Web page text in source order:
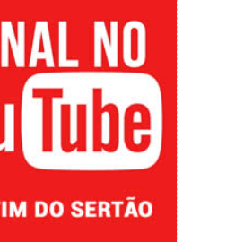
nas contas de luz em
tarifários anuais das
Apesar de permitir o
custo a partir de 2023, o
na cobrança de juros, o que
final do empréstimo, os
pago um valor mais alto.